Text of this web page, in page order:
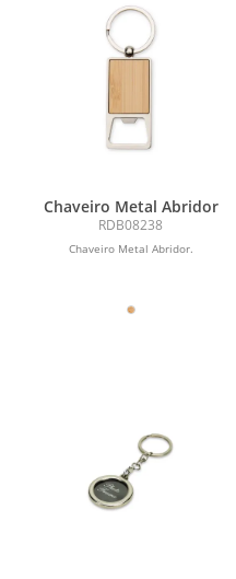
Chaveiro Metal Abridor
RDB08238
Chaveiro Metal Abridor.